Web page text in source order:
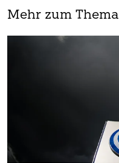
Mehr zum Thema